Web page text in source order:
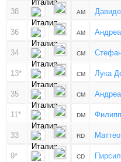
38 AM
36 AM
34 CM
13* CM Лука
35 CM
11* DM
33 RD
9* CD